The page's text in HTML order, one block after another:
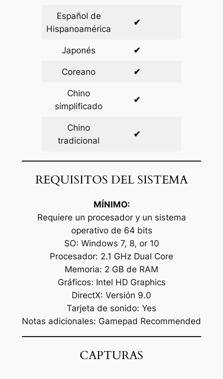
Español de
Hispanoamérica
✔
Japonés ✔
Coreano ✔
Chino
simplificado
✔
Chino
tradicional
✔
REQUISITOS DEL SISTEMA
MÍNIMO:
Requiere un procesador y un sistema
operativo de 64 bits
SO: Windows 7, 8, or 10
Procesador: 2.1 GHz Dual Core
Memoria: 2 GB de RAM
Gráficos: Intel HD Graphics
DirectX: Versión 9.0
Tarjeta de sonido: Yes
Notas adicionales: Gamepad Recommended
CAPTURAS